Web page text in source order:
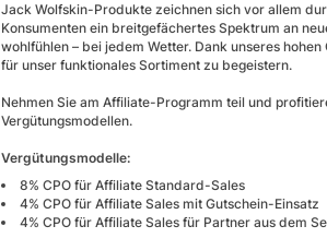
Jack Wolfskin-Produkte zeichnen sich vor allem
Konsumenten ein breitgefächertes Spektrum an
wohlfühlen – bei jedem Wetter. Dank unseres
für unser funktionales Sortiment zu begeistern.
Nehmen Sie am Affiliate-Programm teil und
Vergütungsmodellen.
Vergütungsmodelle:
8% CPO für Affiliate Standard-Sales
4% CPO für Affiliate Sales mit Gutschein-Einsatz
4% CPO für Affiliate Sales für Partner aus dem